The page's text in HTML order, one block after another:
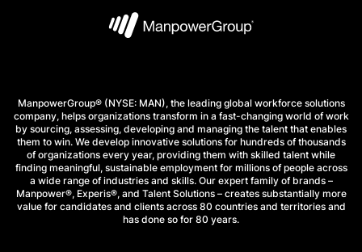
ManpowerGroup® (NYSE: MAN), the leading global workforce solutions
company, helps organizations transform in a fast-changing world of work
by sourcing, assessing, developing and managing the talent that enables
them to win. We develop innovative solutions for hundreds of thousands
of organizations every year, providing them with skilled talent while
finding meaningful, sustainable employment for millions of people across
a wide range of industries and skills. Our expert family of brands –
Manpower®, Experis®, and Talent Solutions – creates substantially more
value for candidates and clients across 80 countries and territories and
has done so for 80 years.